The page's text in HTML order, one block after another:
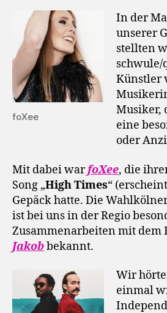
foXee
In der
unserer
stellten
schwule/
Künstler
Musiker,
eine
oder
Mit dabei warfoXee, die
Song „High Times“
Gepäck hatte. Die
ist bei uns in der Regio
Zusammenarbeiten mit dem
Jakobbekannt.
Wir
einmal